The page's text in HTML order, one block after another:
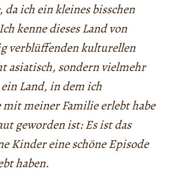
da ich ein kleines bisschen
kenne dieses Land von
verblüffenden kulturellen
asiatisch, sondern vielmehr
Land, in dem ich
mit meiner Familie erlebt habe
geworden ist: Es ist das
Kinder eine schöne Episode
haben.